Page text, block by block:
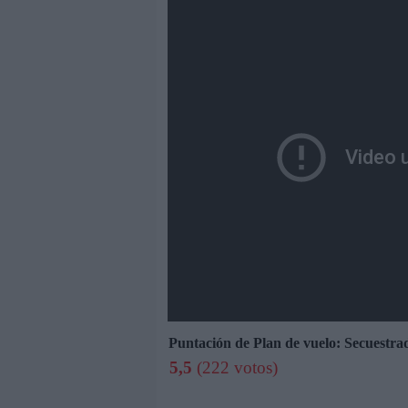
Puntación de Plan de vuelo:
5,5 (222 votos)